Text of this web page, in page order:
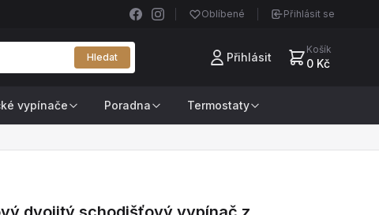
Oblíbené Přihlásit se
Hledat Přihlásit
Košík
0 Kč
vypínače Poradna Termostaty